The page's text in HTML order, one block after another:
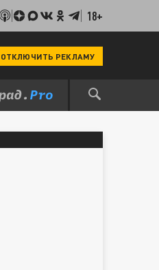
18+
ОТКЛЮЧИТЬ РЕКЛАМУ